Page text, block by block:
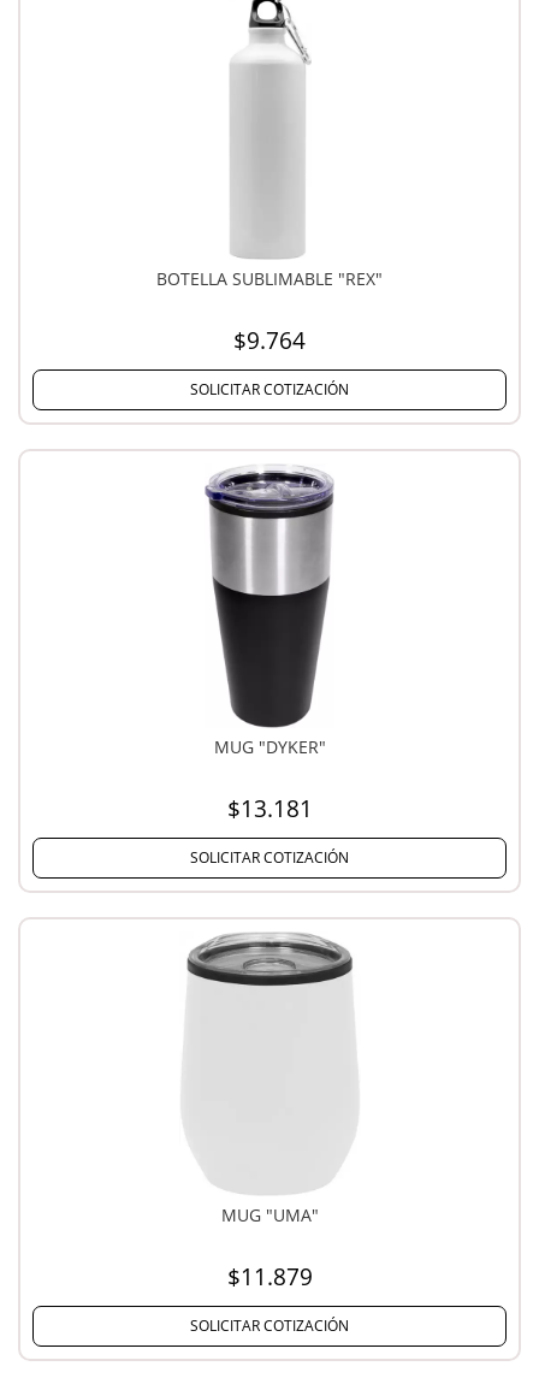
BOTELLA SUBLIMABLE "REX"
$9.764
SOLICITAR COTIZACIÓN
MUG "DYKER"
$13.181
SOLICITAR COTIZACIÓN
MUG "UMA"
$11.879
SOLICITAR COTIZACIÓN